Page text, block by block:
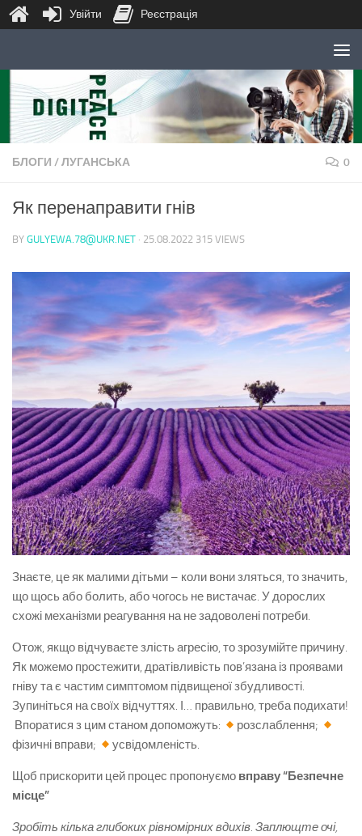
Skip to content
БЛОГИ /ЛУГАНСЬКА 0
Як перенаправити гнів
BY GULYEWA.78@UKR.NET · 25.08.2022 315 VIEWS
Знаєте, це як малими дітьми – коли вони зляться, то значить,
що щось або болить, або чогось не вистачає. У дорослих
схожі механізми реагування на не задоволені потреби.
Отож, якщо відчуваєте злість агресію, то зрозумійте причину.
Як можемо простежити, дратівливість пов’язана із проявами
гніву та є частим симптомом підвищеної збудливості.
Зупиніться на своїх відчуттях. І… правильно, треба подихати!
Впоратися з цим станом допоможуть:
розслаблення;
фізичні вправи;
усвідомленість.
Щоб прискорити цей процес пропонуємо вправу “Безпечне
місце”
Зробіть кілька глибоких рівномірних вдихів. Заплющте очі,
Увійти Реєстрація